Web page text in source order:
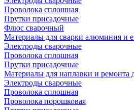
Проволока сплошная
Прутки присадочные
Флюс сварочный
Материалы для сварки алюминия и
Электроды сварочные
Проволока сплошная
Прутки присадочные
Материалы для наплавки и ремонта
Электроды сварочные
Проволока сплошная
Проволока порошковая